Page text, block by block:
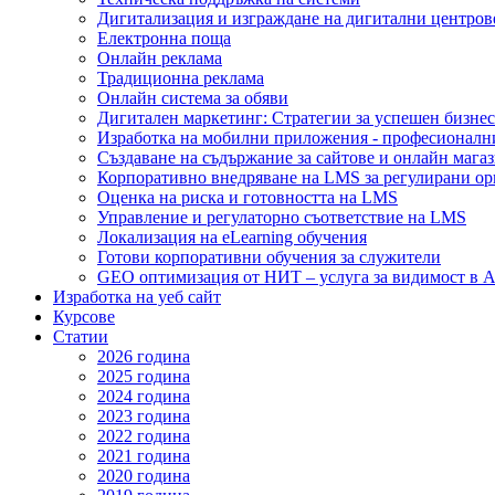
Дигитализация и изграждане на дигитални
Електронна поща
Онлайн реклама
Традиционна реклама
Онлайн система за обяви
Дигитален маркетинг: Стратегии за успешен бизнес
Изработка на мобилни приложения -
Създаване на съдържание за сайтове и онлайн
Корпоративно внедряване на LMS за регулирани
Оценка на риска и готовността на LMS
Управление и регулаторно съответствие на LMS
Локализация на eLearning обучения
Готови корпоративни обучения за служители
GEO оптимизация от НИТ – услуга за видимост в
Изработка на уеб сайт
Курсове
Статии
2026 година
2025 година
2024 година
2023 година
2022 година
2021 година
2020 година